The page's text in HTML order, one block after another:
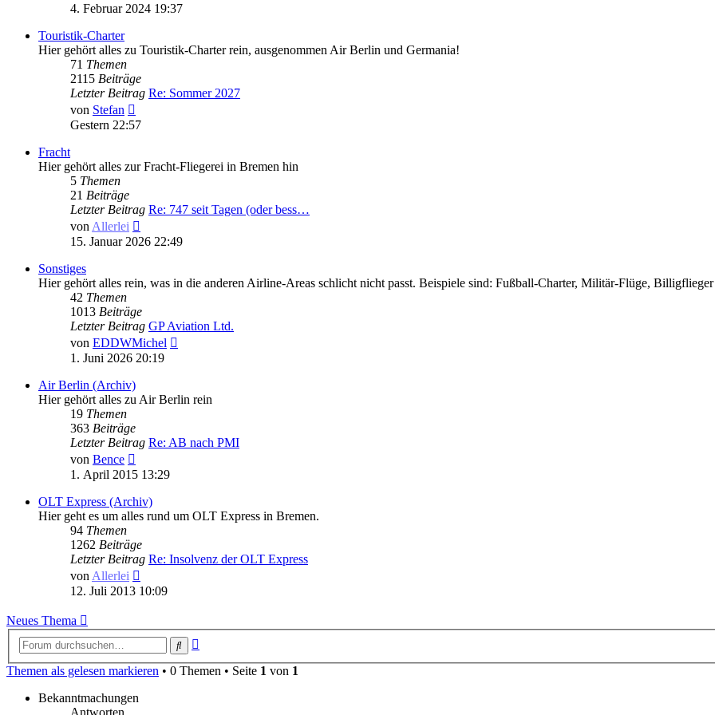
Beitrag
4. Februar 2024 19:37
Touristik-Charter
Hier gehört alles zu Touristik-Charter rein, ausgenommen Air Berlin und Germania!
71 Themen
2115 Beiträge
Letzter Beitrag Re: Sommer 2027
von Stefan
Beitrag
Gestern 22:57
Fracht
Hier gehört alles zur Fracht-Fliegerei in Bremen hin
5 Themen
21 Beiträge
Letzter Beitrag Re: 747 seit Tagen (oder bess…
von Allerlei
Beitrag
15. Januar 2026 22:49
Sonstiges
Hier gehört alles rein, was in die anderen Airline-Areas schlicht nicht passt. Beispiele sind: Fußball-Charter, Militär-Flüge, Billigflieger
42 Themen
1013 Beiträge
Letzter Beitrag GP Aviation Ltd.
von EDDWMichel
1. Juni 2026 20:19
Air Berlin (Archiv)
Hier gehört alles zu Air Berlin rein
19 Themen
363 Beiträge
Letzter Beitrag Re: AB nach PMI
von Bence
Beitrag
1. April 2015 13:29
OLT Express (Archiv)
Hier geht es um alles rund um OLT Express in Bremen.
94 Themen
1262 Beiträge
Letzter Beitrag Re: Insolvenz der OLT Express
von Allerlei
Beitrag
12. Juli 2013 10:09
Neues Thema
Suche
Themen als gelesen markieren • 0 Themen • Seite 1 von 1
Bekanntmachungen
Antworten